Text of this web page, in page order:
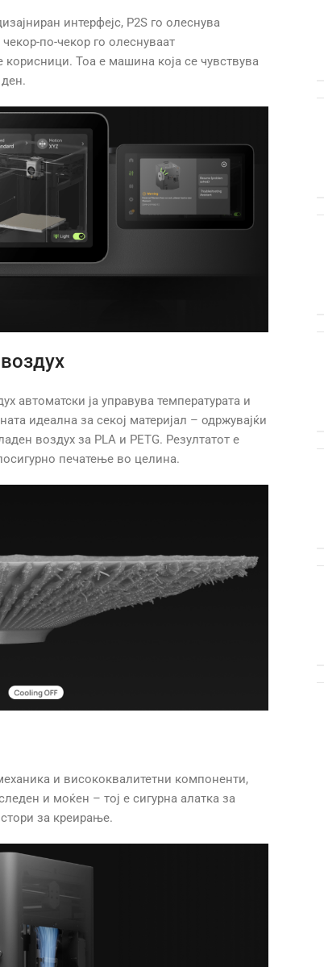
интерфејс, P2S го олеснува
по-чекор го олеснуваат
Тоа е машина која се чувствува
автоматски ја управува температурата и
идеална за секој материјал – одржувајќи
воздух за PLA и PETG. Резултатот е
печатење во целина.
и висококвалитетни компоненти,
и моќен – тој е сигурна алатка за
за креирање.